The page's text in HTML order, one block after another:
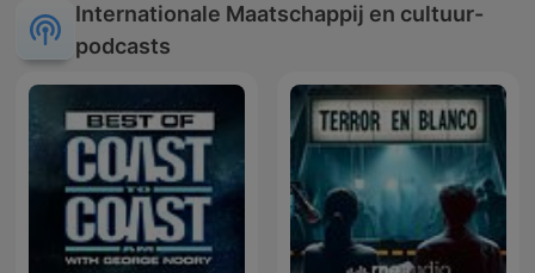
Internationale Maatschappij en cultuur-
podcasts